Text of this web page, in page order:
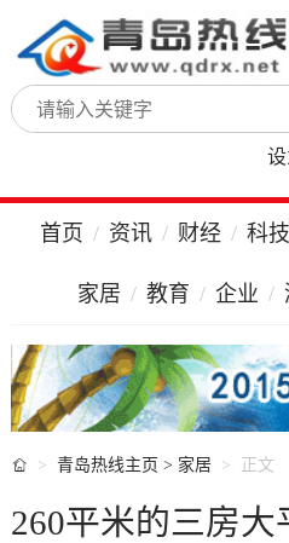
首页 资讯 财经 科技
家居 教育 企业
 青岛热线主页 > 家居 正文
260平米的三房